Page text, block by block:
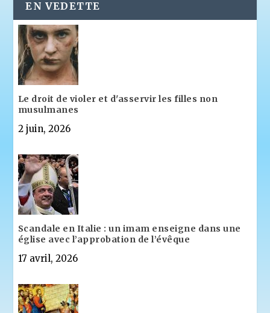
EN VEDETTE
Le droit de violer et d'asservir les filles non
musulmanes
2 juin, 2026
Scandale en Italie : un imam enseigne dans une
église avec l’approbation de l’évêque
17 avril, 2026